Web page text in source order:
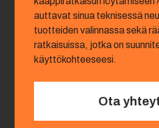
auttavat sinua teknisessä
tuotteiden valinnassa sekä
ratkaisuissa, jotka on
käyttökohteeseesi.
Ota